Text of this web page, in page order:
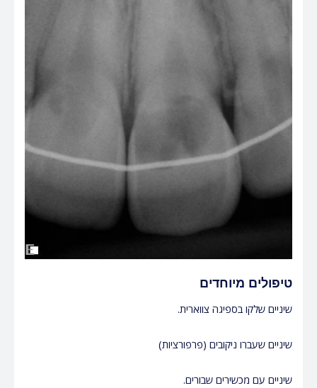
טיפולים מיוחדים
שיניים שלקו בספיגה צווארית.
שיניים שעברו ניקובים (פרפורציות)
שיניים עם מכשירים שבורים.